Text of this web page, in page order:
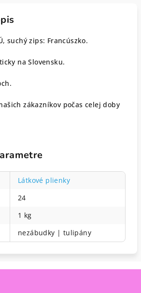
suchý zips: Francúszko.
na Slovensku.
zákazníkov počas celej doby
Látkové plienky
24
1 kg
nezábudky | tulipány